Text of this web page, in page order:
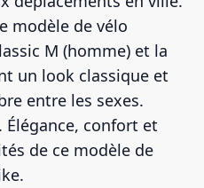
modèle de vélo
M (homme) et la
un look classique et
entre les sexes.
Élégance, confort et
de ce modèle de